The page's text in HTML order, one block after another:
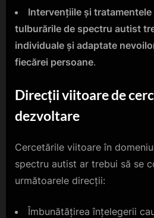
Intervențiile și
tulburările de spectru autist
individuale și adaptate
fiecărei persoane.
Direcții viitoare de
dezvoltare
Cercetările viitoare în
spectru autist ar trebui să se
următoarele direcții:
Îmbunătățirea înțelegerii